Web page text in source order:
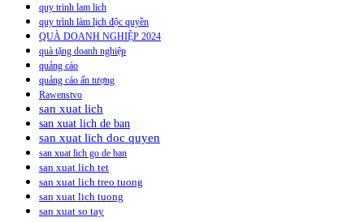
quy trinh lam lich
quy trình làm lịch độc quyền
QUÀ DOANH NGHIỆP 2024
quà tặng doanh nghiệp
quảng cáo
quảng cáo ấn tượng
Rawenstvo
san xuat lich
san xuat lich de ban
san xuat lich doc quyen
san xuat lich go de ban
san xuat lich tet
san xuat lich treo tuong
san xuat lich tuong
san xuat so tay